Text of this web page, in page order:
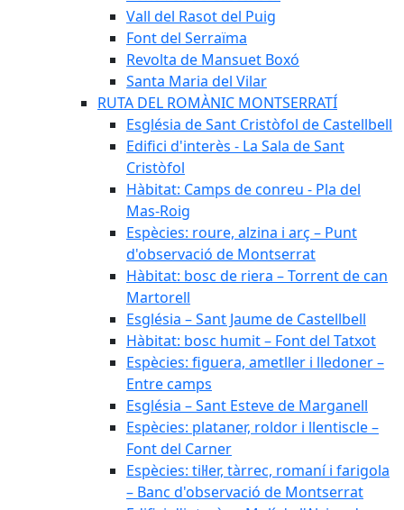
Vall del Rasot del Puig
Font del Serraïma
Revolta de Mansuet Boxó
Santa Maria del Vilar
RUTA DEL ROMÀNIC MONTSERRATÍ
Església de Sant Cristòfol de Castellbell
Edifici d'interès - La Sala de Sant
Cristòfol
Hàbitat: Camps de conreu - Pla del
Mas-Roig
Espècies: roure, alzina i arç – Punt
d'observació de Montserrat
Hàbitat: bosc de riera – Torrent de can
Martorell
Església – Sant Jaume de Castellbell
Hàbitat: bosc humit – Font del Tatxot
Espècies: figuera, ametller i lledoner –
Entre camps
Església – Sant Esteve de Marganell
Espècies: plataner, roldor i llentiscle –
Font del Carner
Espècies: til·ler, tàrrec, romaní i farigola
– Banc d'observació de Montserrat